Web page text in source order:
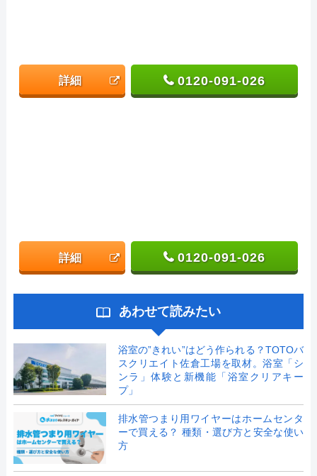
詳細 0120-091-026
詳細 0120-091-026
あわせて読みたい
浴室の”きれい”はどう作られる？TOTOバ
スクリエイト佐倉工場を取材。浴室「シ
ンラ」体験と新機能「浴室クリアキー
プ」
排水管つまり用ワイヤーはホームセンタ
ーで買える？ 種類・選び方と安全な使い
方